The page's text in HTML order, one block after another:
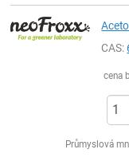
CAS:
cena
Průmyslová